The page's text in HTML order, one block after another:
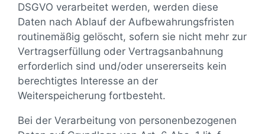
DSGVO verarbeitet werden, werden diese
Daten nach Ablauf der Aufbewahrungsfristen
routinemäßig gelöscht, sofern sie nicht mehr zur
Vertragserfüllung oder Vertragsanbahnung
erforderlich sind und/oder unsererseits kein
berechtigtes Interesse an der
Weiterspeicherung fortbesteht.
Bei der Verarbeitung von personenbezogenen